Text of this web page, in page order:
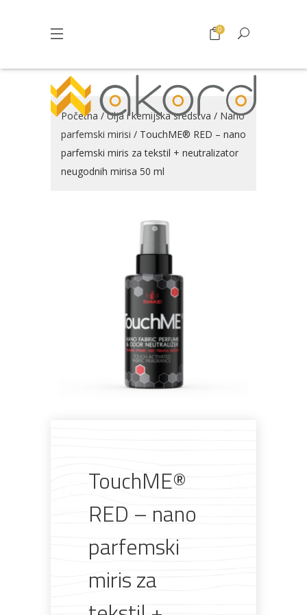
Pogledajte što je novo
u ponudi
0
Početna /Ulja i kemijska sredstva / Nano
parfemski mirisi / TouchME® RED – nano
parfemski miris za tekstil + neutralizator
neugodnih mirisa 50 ml
TouchME®
RED – nano
parfemski
miris za